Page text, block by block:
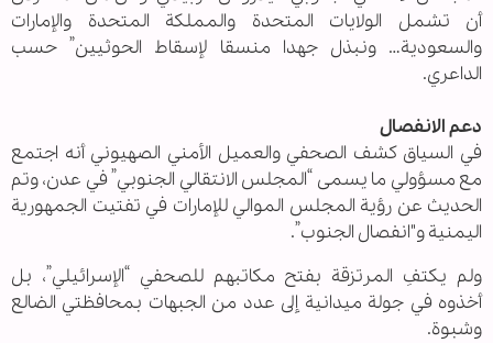
أن تشمل الولايات المتحدة والمملكة المتحدة والإمارات
والسعودية… ونبذل جهدا منسقا لإسقاط الحوثيين” حسب
الداعري.
دعم الانفصال
في السياق كشف الصحفي والعميل الأمني الصهيوني أنه اجتمع
مع مسؤولي ما يسمى “المجلس الانتقالي الجنوبي” في عدن، وتم
الحديث عن رؤية المجلس الموالي للإمارات في تفتيت الجمهورية
اليمنية و"انفصال الجنوب”.
ولم يكتفِ المرتزقة بفتح مكاتبهم للصحفي “الإسرائيلي”، بل
أخذوه في جولة ميدانية إلى عدد من الجبهات بمحافظتي الضالع
وشبوة.